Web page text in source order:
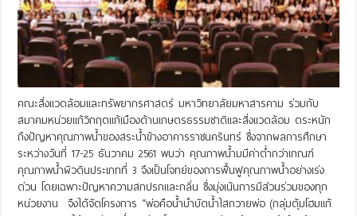
คณะสิ่งแวดล้อมและทรัพยากรศาสตร์ มหาวิทยาลัยมหาสารคาม ร่วมกับ
สมาคมหน่วยแก้วิกฤตแก้เมืองด้านเกษตรธรรมชาติและสิ่งแวดล้อม ตระหนัก
ถึงปัญหาคุณภาพน้ำของสระน้ำข้างอาคารราชนครินทร์ ซึ่งจากผลการศึกษา
ระหว่างวันที่ 17-25 ธันวาคม 2561 พบว่า คุณภาพน้ำมมีค่าต่ำกว่าเกณฑ์
คุณภาพน้ำผิวดินประเภทที่ 3 จึงเป็นโจทย์ของการฟื้นฟูคุณภาพน้ำอย่างเร่ง
ด่วน โดยเฉพาะปัญหาความสกปรกและกลิ่น ซึ่งมุ่งเน้นการมีส่วนร่วมของทุก
หน่วยงาน จึงได้จัดโครงการ “พ่อคือน้ำบำบัดน้ำใสถวายพ่อ (กลุ่มตุ้มโฮมแก้